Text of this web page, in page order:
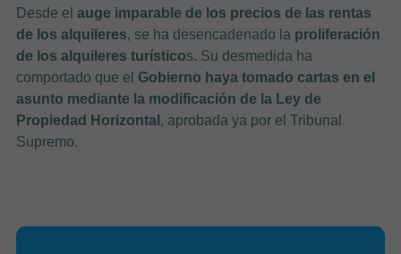
Desde el auge imparable de los precios de las rentas
de los alquileres, se ha desencadenado la proliferación
de los alquileres turísticos. Su desmedida ha
comportado que el Gobierno haya tomado cartas en el
asunto mediante la modificación de la Ley de
Propiedad Horizontal , aprobada ya por el Tribunal
Supremo.